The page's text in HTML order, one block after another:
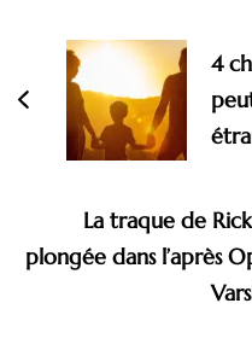
d'article
4
La traque de
plongée dans l’après